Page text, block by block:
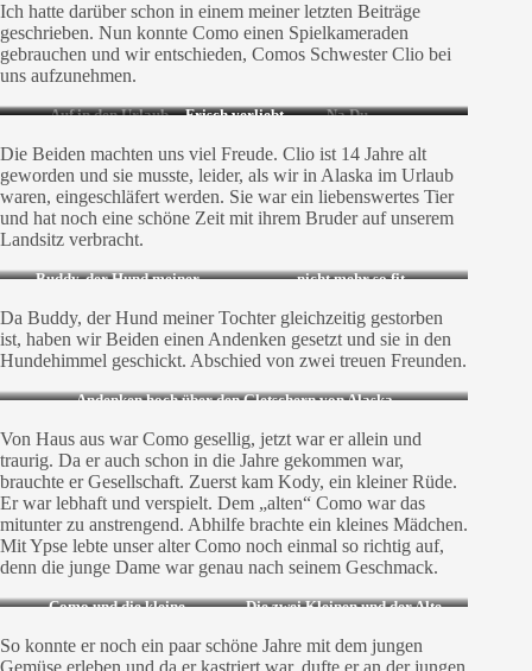
Ich hatte darüber schon in einem meiner letzten Beiträge
geschrieben. Nun konnte Como einen Spielkameraden
gebrauchen und wir entschieden, Comos Schwester Clio bei
uns aufzunehmen.
Auf in den Urlaub… Na Du..
Frisch verliebt
Die Beiden machten uns viel Freude. Clio ist 14 Jahre alt
geworden und sie musste, leider, als wir in Alaska im Urlaub
waren, eingeschläfert werden. Sie war ein liebenswertes Tier
und hat noch eine schöne Zeit mit ihrem Bruder auf unserem
Landsitz verbracht.
Buddy, der Hund meiner
nicht mehr so fit
Da Buddy, der Hund meiner Tochter gleichzeitig gestorben
ist, haben wir Beiden einen Andenken gesetzt und sie in den
Hundehimmel geschickt. Abschied von zwei treuen Freunden.
Andenken hoch über den Gletschern von Alaska
Von Haus aus war Como gesellig, jetzt war er allein und
traurig. Da er auch schon in die Jahre gekommen war,
brauchte er Gesellschaft. Zuerst kam Kody, ein kleiner Rüde.
Er war lebhaft und verspielt. Dem „alten“ Como war das
mitunter zu anstrengend. Abhilfe brachte ein kleines Mädchen.
Mit Ypse lebte unser alter Como noch einmal so richtig auf,
denn die junge Dame war genau nach seinem Geschmack.
Como und die kleine
Die zwei Kleinen und der Alte…
So konnte er noch ein paar schöne Jahre mit dem jungen
Gemüse erleben und da er kastriert war, dufte er an der jungen